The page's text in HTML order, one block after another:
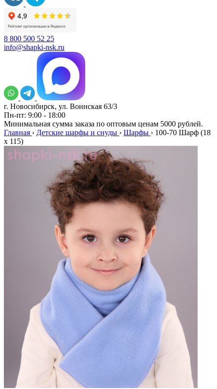
8 800 500 52 25
info@shapki-nsk.ru
г. Новосибирск, ул. Воинская 63/3
Пн-пт: 9:00 - 18:00
Минимальная сумма заказа по оптовым ценам 5000 рублей.
Главная › Детские шарфы и снуды › Шарфы › 100-70 Шарф (18
x 115)